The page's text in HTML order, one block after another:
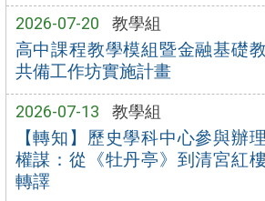
2026-07-20 教學組
高中課程教學模組暨金融基礎
共備工作坊實施計畫
2026-07-13 教學組
【轉知】歷史學科中心參與辦
權謀：從《牡丹亭》到清宮紅
轉譯